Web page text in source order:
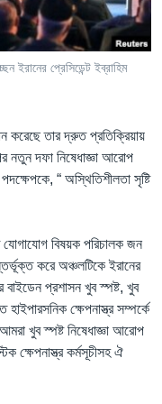
ইরানের প্রেসিডেন্ট ইব্রাহিম
করেছে তার দ্রুত প্রতিক্রিয়ায়
নতুন দফা নিষেধাজ্ঞা আরোপ
“ অস্থিতিশীলতা সৃষ্টি
যোগাযোগ বিষয়ক পরিচালক জন
করে অঞ্চলটিকে ইরানের
বাইডেন প্রশাসন খুব স্পষ্ট, খুব
ক্ষেপনাস্ত্র সম্পর্কে
খুব স্পষ্ট নিষেধাজ্ঞা আরোপ
ক্ষেপনাস্ত্র কর্মসূচীসহ ঐ